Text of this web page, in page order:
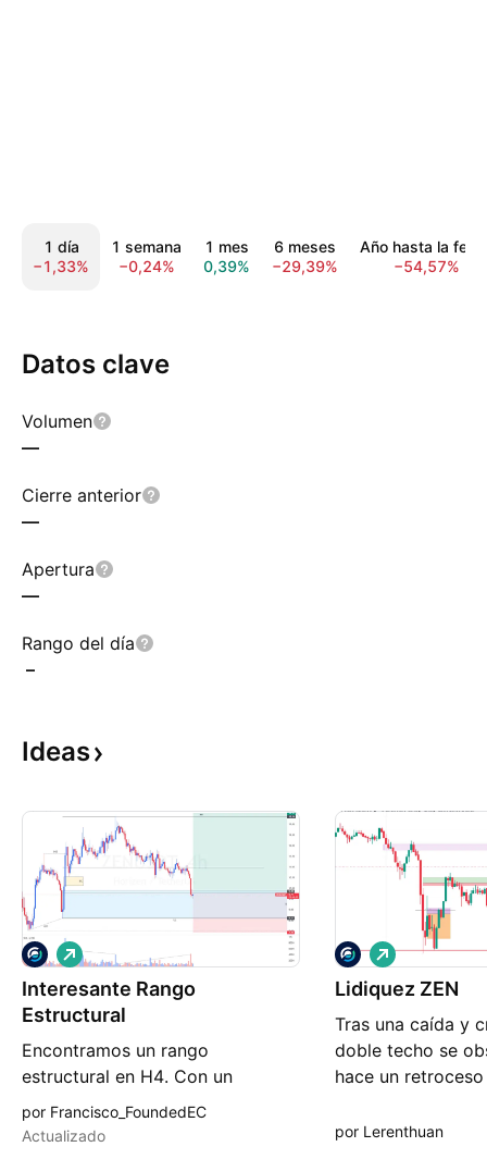
1 día
−1,33%
1 semana
−0,24%
1 mes
0,39%
6 meses
−29,39%
Año hasta la
−54,57%
Datos clave
Volumen
—
Cierre anterior
—
Apertura
—
Rango del día
–
Ideas
Interesante Rango
Estructural
Encontramos un rango
estructural en H4. Con un
rompimiento BOS dejando un
MAX y MIN estructural. Este
L
a
r
o
por Francisco_FoundedEC
Actualizado
Lidiquez ZEN
Tras una caída y
doble techo se
hace un
luego retroceder
L
a
r
g
o
por Lerenthuan